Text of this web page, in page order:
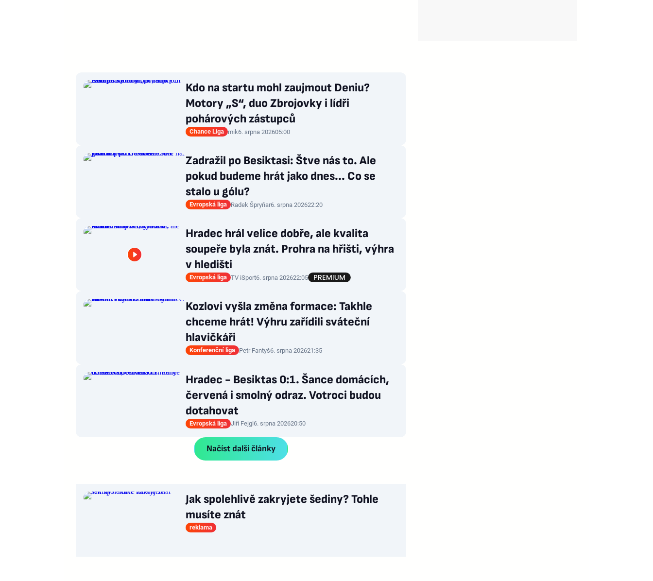
Kdo na startu mohl zaujmout Deniu?
Motory „S“, duo Zbrojovky i lídři
pohárových zástupců
Chance Liga mik6. srpna 202605:00
Zadražil po Besiktasi: Štve nás to. Ale
pokud budeme hrát jako dnes... Co se
stalo u gólu?
Evropská liga Radek Špryňar6. srpna 202622:20
Hradec hrál velice dobře, ale kvalita
soupeře byla znát. Prohra na hřišti, výhra
v hledišti
Evropská liga TV iSport6. srpna 202622:05
Kozlovi vyšla změna formace: Takhle
chceme hrát! Výhru zařídili sváteční
hlavičkáři
Konferenční liga Petr Fantyš6. srpna 202621:35
Hradec - Besiktas 0:1. Šance domácích,
červená i smolný odraz. Votroci budou
dotahovat
Evropská liga Jiří Fejgl 6. srpna 202620:50
Načíst další články
Jak spolehlivě zakryjete šediny? Tohle
musíte znát
reklama